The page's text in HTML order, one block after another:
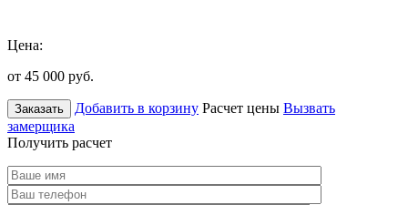
Цена:
от 45 000 руб.
Заказать Добавить в корзину Расчет цены Вызвать
замерщика
Получить расчет